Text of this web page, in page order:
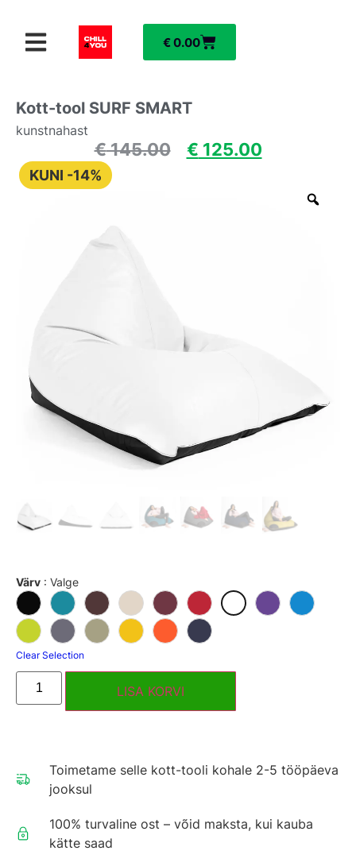
€0.00
Kott-tool SURF SMART
kunstnahast
€145.00 € 125.00
KUNI -14%
Värv : Valge
Clear Selection
LISA KORVI
Toimetame selle kott-tooli kohale 2-5 tööpäeva
jooksul
100% turvaline ost – võid maksta, kui kauba
kätte saad